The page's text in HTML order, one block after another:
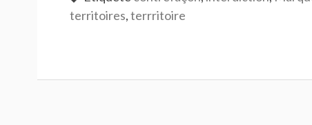
territoires,terrritoire